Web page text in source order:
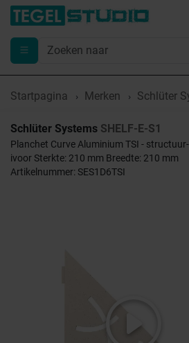
Startpagina Merken Schlüter
Schlüter Systems SHELF-E-S1
Planchet Curve Aluminium TSI -
ivoor Sterkte: 210 mm Breedte: 210 mm
Artikelnummer: SES1D6TSI